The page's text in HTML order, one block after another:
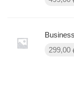
Business
299,00